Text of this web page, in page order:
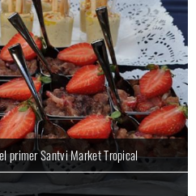
primer Santvi Market Tropical